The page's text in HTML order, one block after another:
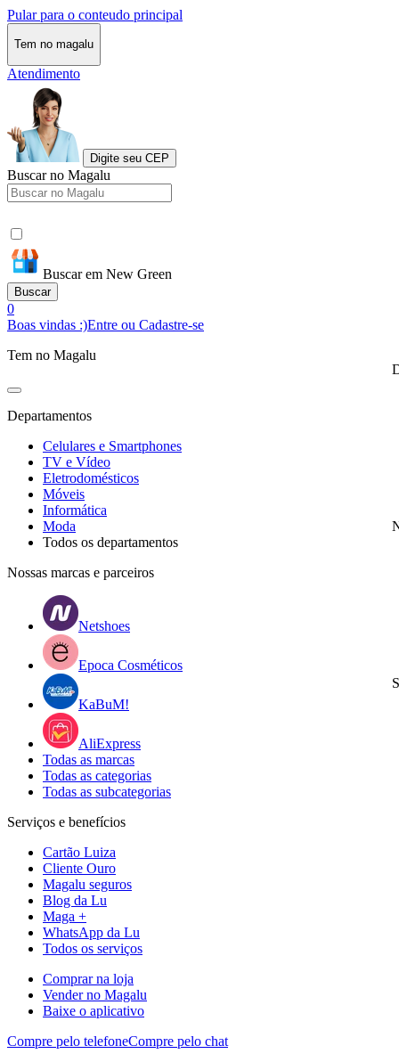
Pular para o conteudo principal
Tem no magalu
Atendimento
Digite seu CEP
Buscar no Magalu
Buscar em New Green
Buscar
0
Boas vindas :)Entre ou Cadastre-se
Tem no Magalu
Departamentos
Celulares e Smartphones
TV e Vídeo
Eletrodomésticos
Móveis
Informática
Moda
Todos os departamentos
Nossas marcas e parceiros
Netshoes
Epoca Cosméticos
KaBuM!
AliExpress
Todas as marcas
Todas as categorias
Todas as subcategorias
Serviços e benefícios
Cartão Luiza
Cliente Ouro
Magalu seguros
Blog da Lu
Maga +
WhatsApp da Lu
Todos os serviços
Comprar na loja
Vender no Magalu
Baixe o aplicativo
Compre pelo telefoneCompre pelo chat